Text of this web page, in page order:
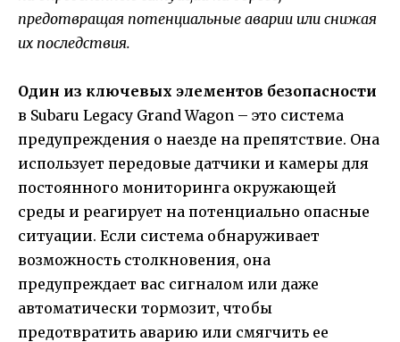
предотвращая потенциальные аварии или снижая
их последствия.
Один из ключевых элементов безопасности
в Subaru Legacy Grand Wagon – это система
предупреждения о наезде на препятствие. Она
использует передовые датчики и камеры для
постоянного мониторинга окружающей
среды и реагирует на потенциально опасные
ситуации. Если система обнаруживает
возможность столкновения, она
предупреждает вас сигналом или даже
автоматически тормозит, чтобы
предотвратить аварию или смягчить ее